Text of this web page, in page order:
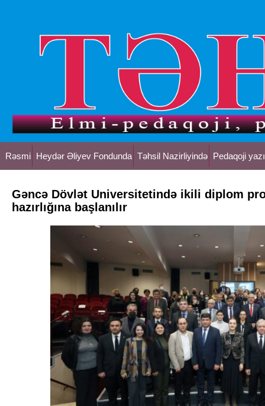
Rəsmi Heydər Əliyev Fondunda Təhsil Nazirliyində Pedaqoji
Gəncə Dövlət Universitetində ikili diplom
hazırlığına başlanılır